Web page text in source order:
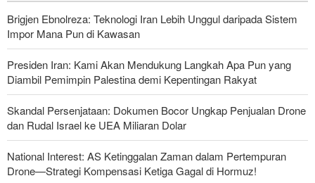
Brigjen Ebnolreza: Teknologi Iran Lebih Unggul daripada Sistem
Impor Mana Pun di Kawasan
Presiden Iran: Kami Akan Mendukung Langkah Apa Pun yang
Diambil Pemimpin Palestina demi Kepentingan Rakyat
Skandal Persenjataan: Dokumen Bocor Ungkap Penjualan Drone
dan Rudal Israel ke UEA Miliaran Dolar
National Interest: AS Ketinggalan Zaman dalam Pertempuran
Drone—Strategi Kompensasi Ketiga Gagal di Hormuz!